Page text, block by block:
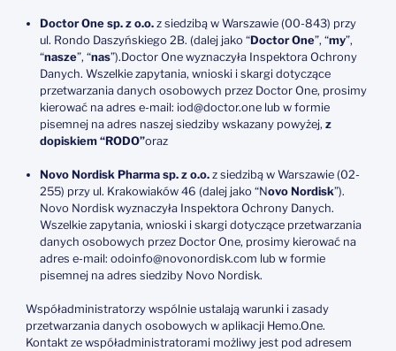
Doctor One sp. z o.o.z siedzibą w Warszawie (00-843) przy
ul. Rondo Daszyńskiego 2B. (dalej jako “Doctor One”, “my”,
“nasze”, “nas”).Doctor One wyznaczyła Inspektora Ochrony
Danych. Wszelkie zapytania, wnioski i skargi dotyczące
przetwarzania danych osobowych przez Doctor One, prosimy
kierować na adres e-mail: iod@doctor.one lub w formie
pisemnej na adres naszej siedziby wskazany powyżej,z
dopiskiem “RODO”oraz
Novo Nordisk Pharma sp. z o.o.z siedzibą w Warszawie (02-
255) przy ul. Krakowiaków 46 (dalej jako “Novo Nordisk”).
Novo Nordisk wyznaczyła Inspektora Ochrony Danych.
Wszelkie zapytania, wnioski i skargi dotyczące przetwarzania
danych osobowych przez Doctor One, prosimy kierować na
adres e-mail: odoinfo@novonordisk.com lub w formie
pisemnej na adres siedziby Novo Nordisk.
Współadministratorzy wspólnie ustalają warunki i zasady
przetwarzania danych osobowych w aplikacji Hemo.One.
Kontakt ze współadministratorami możliwy jest pod adresem